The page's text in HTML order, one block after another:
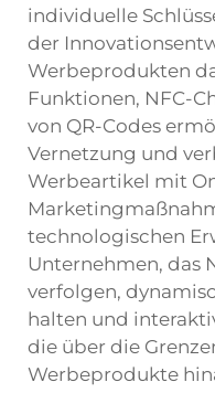
individuelle
der
Werbeprodukten
Funktionen, NFC-
von QR-Codes
Vernetzung und
Werbeartikel mit
technologischen
Unternehmen, das
verfolgen,
halten und
die über die
Werbeprodukte